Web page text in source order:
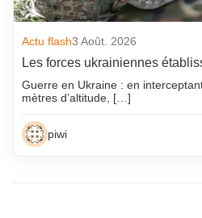
Actu flash3 Août. 2026
Les forces ukrainiennes
Guerre en Ukraine : en
mètres d’altitude, […]
piwi